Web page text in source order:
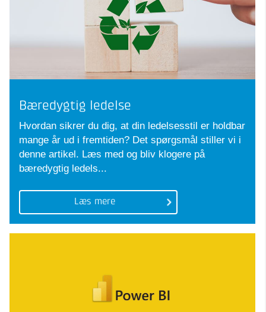
Bæredygtig ledelse
Hvordan sikrer du dig, at din ledelsesstil er holdbar
mange år ud i fremtiden? Det spørgsmål stiller vi i
denne artikel. Læs med og bliv klogere på
bæredygtig ledels...
Læs mere